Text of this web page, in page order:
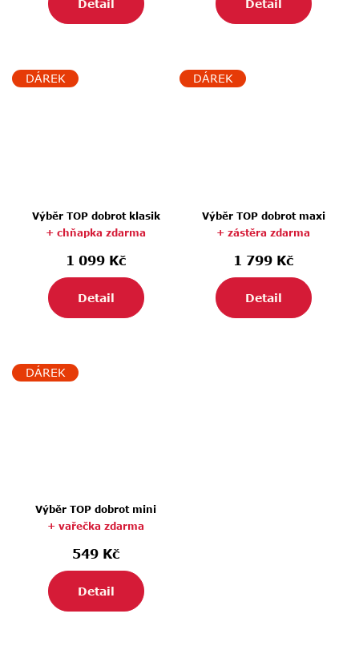
Detail Detail
DÁREK
Výběr TOP dobrot klasik
+ chňapka zdarma
1 099 Kč
Detail
DÁREK
Výběr TOP dobrot maxi
+ zástěra zdarma
1 799 Kč
Detail
DÁREK
Výběr TOP dobrot mini
+ vařečka zdarma
549 Kč
Detail